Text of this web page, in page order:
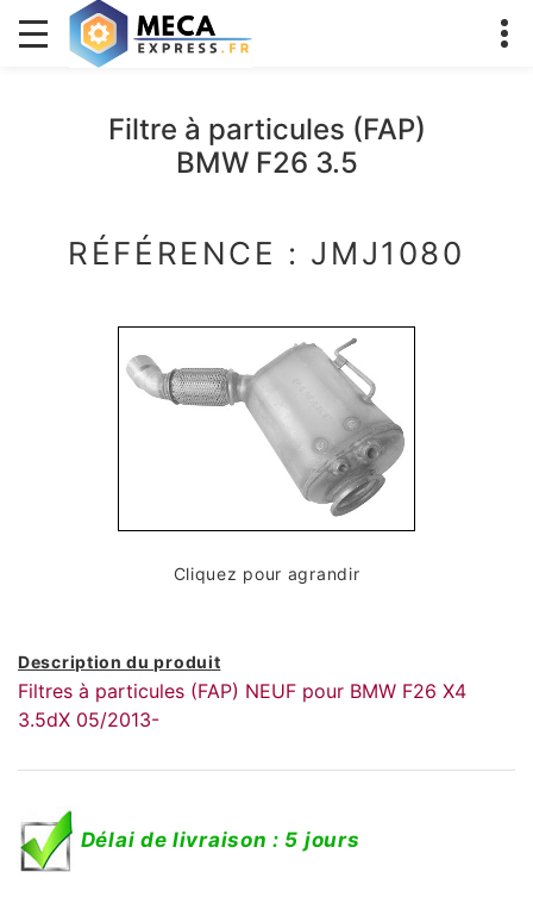
Filtre à particules (FAP)
BMW F26 3.5
RÉFÉRENCE : JMJ1080
Cliquez pour agrandir
Description du produit
Filtres à particules (FAP) NEUF pour BMW F26 X4
3.5dX 05/2013-
Délai de livraison : 5 jours